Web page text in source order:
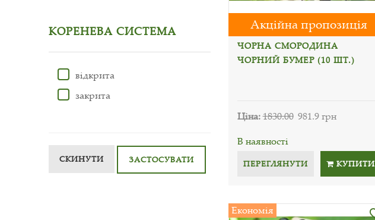
КОРЕНЕВА СИСТЕМА
відкрита
закрита
СКИНУТИ ЗАСТОСУВАТИ
Акційна пропозиція
ЧОРНА СМОРОДИНА
ЧОРНИЙ БУМЕР (10 ШТ.)
Ціна:1830.00 981.9 грн
В наявності
ПЕРЕГЛЯНУТИ КУПИТИ
Економія